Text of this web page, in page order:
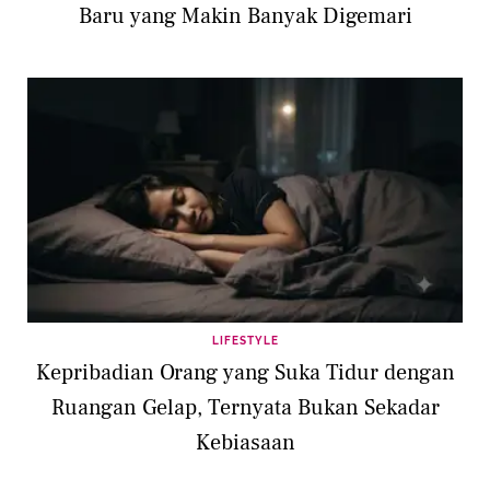
Baru yang Makin Banyak Digemari
LIFESTYLE
Kepribadian Orang yang Suka Tidur dengan
Ruangan Gelap, Ternyata Bukan Sekadar
Kebiasaan